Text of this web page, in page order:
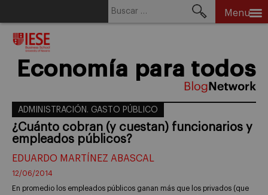
Menu
Economía para todos
ADMINISTRACIÓN. GASTO PÚBLICO
¿Cuánto cobran (y cuestan) funcionarios y
empleados públicos?
EDUARDO MARTÍNEZ ABASCAL
12/06/2014
En promedio los empleados públicos ganan más que los privados (que